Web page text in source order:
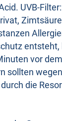
UVB-
vor
sollten
die